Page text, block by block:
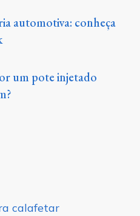
automotiva: conheça
um pote injetado
calafetar